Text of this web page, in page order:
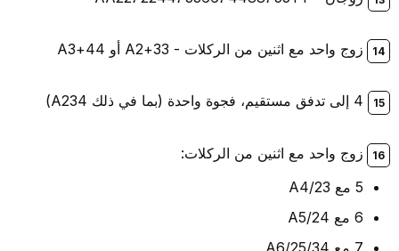
زوج واحد مع اثنين من الركلات - 33+A2 أو 44+A3
4 إلى تدفق مستقيم، فجوة واحدة (بما في ذلك A234)
زوج واحد مع اثنين من الركلات:
6 مع A5/24
7 مع A6/25/34